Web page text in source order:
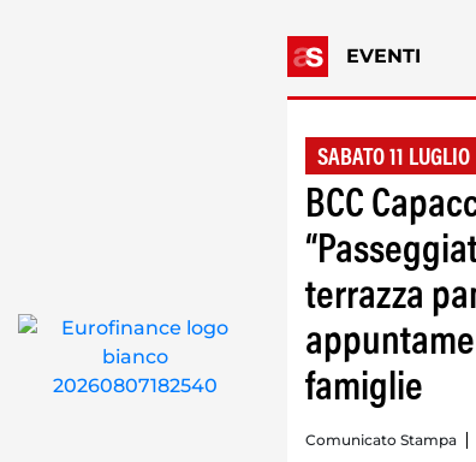
EVENTI
SABATO 11 LUGLIO
BCC
terrazza
famiglie
Comunicato Stampa